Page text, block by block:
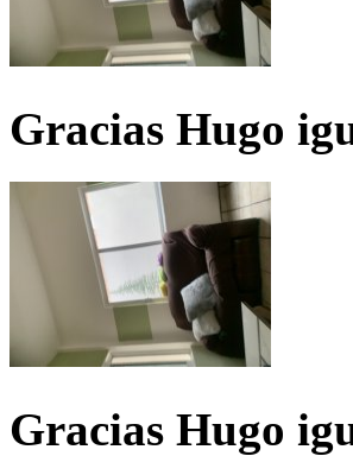
Gracias Hugo
Gracias Hugo